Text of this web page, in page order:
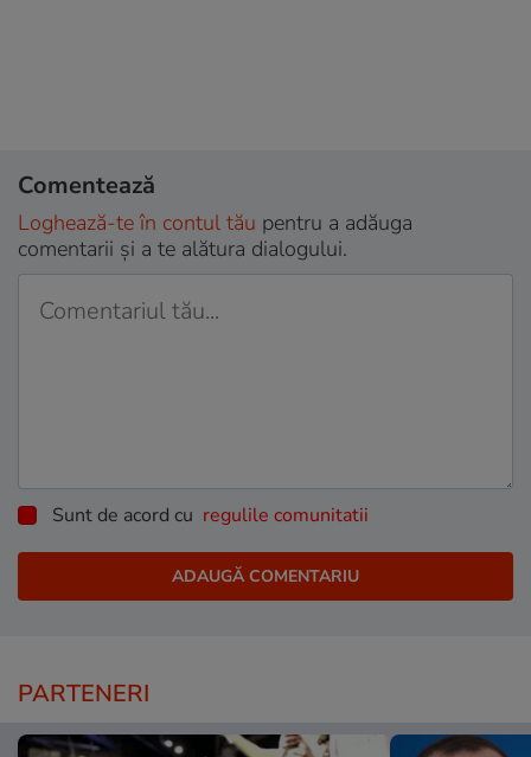
Comentează
Loghează-te în contul tău pentru a adăuga
comentarii și a te alătura dialogului.
Sunt de acord cu regulile comunitatii
PARTENERI